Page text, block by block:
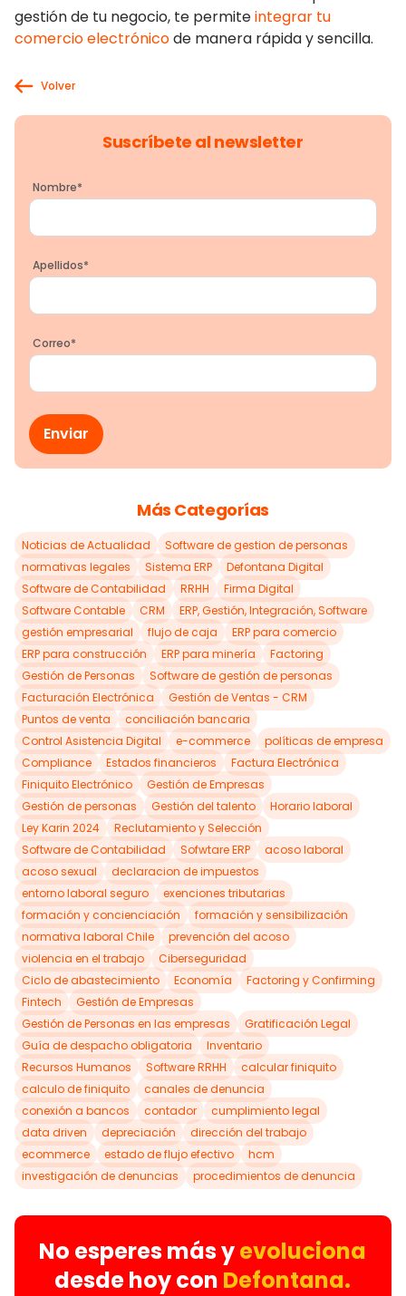
gestión de tu negocio, te permiteintegrar tu
comercio electrónicode manera rápida y sencilla.
Volver
Suscríbete al newsletter
Nombre*
Apellidos*
Correo*
Más Categorías
Noticias de Actualidad
Software de gestion de personas
normativas legales
Sistema ERP
Defontana Digital
Software de Contabilidad
RRHH
Firma Digital
Software Contable
CRM
ERP, Gestión, Integración, Software
gestión empresarial
flujo de caja
ERP para comercio
ERP para construcción
ERP para minería
Factoring
Gestión de Personas
Software de gestión de personas
Facturación Electrónica
Gestión de Ventas - CRM
Puntos de venta
conciliación bancaria
Control Asistencia Digital
e-commerce
políticas de empresa
Compliance
Estados financieros
Factura Electrónica
Finiquito Electrónico
Gestión de Empresas
Gestión de personas
Gestión del talento
Horario laboral
Ley Karin 2024
Reclutamiento y Selección
Software de Contabilidad
Sofwtare ERP
acoso laboral
acoso sexual
declaracion de impuestos
entorno laboral seguro
exenciones tributarias
formación y concienciación
formación y sensibilización
normativa laboral Chile
prevención del acoso
violencia en el trabajo
Ciberseguridad
Ciclo de abastecimiento
Economía
Factoring y Confirming
Fintech
Gestión de Empresas
Gestión de Personas en las empresas
Gratificación Legal
Guía de despacho obligatoria
Inventario
Recursos Humanos
Software RRHH
calcular finiquito
calculo de finiquito
canales de denuncia
conexión a bancos
contador
cumplimiento legal
data driven
depreciación
dirección del trabajo
ecommerce
estado de flujo efectivo
hcm
investigación de denuncias
procedimientos de denuncia
No esperes más yevoluciona
desde hoy con Defontana.